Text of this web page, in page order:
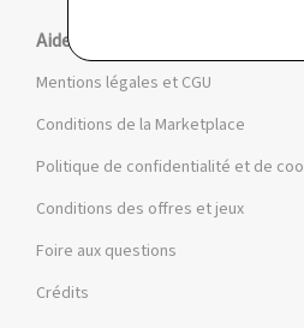
Aide
Mentions légales et CGU
Conditions de la Marketplace
Politique de confidentialité et de
Conditions des offres et jeux
Foire aux questions
Crédits